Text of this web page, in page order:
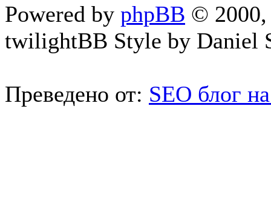
Powered by phpBB © 2000,
twilightBB Style by Daniel
Преведено от: SEO блог